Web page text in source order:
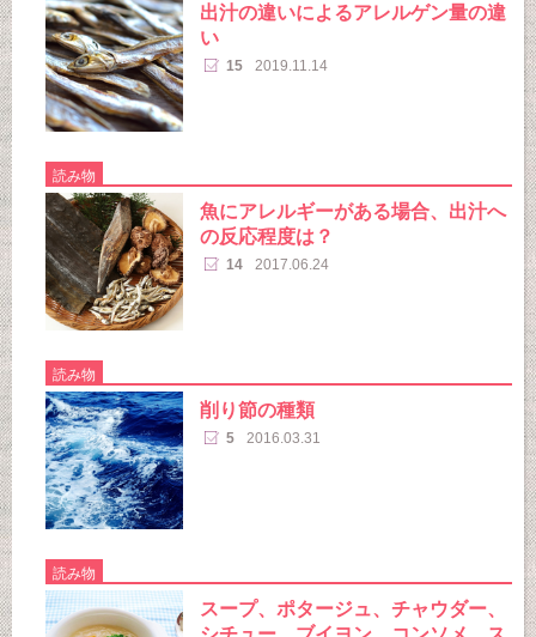
出汁の違いによるアレルゲン量の違
い
15 2019.11.14
読み物
魚にアレルギーがある場合、出汁へ
の反応程度は？
14 2017.06.24
読み物
削り節の種類
5 2016.03.31
読み物
スープ、ポタージュ、チャウダー、